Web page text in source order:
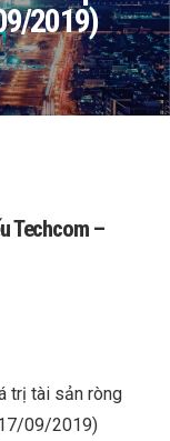
2019)
Techcom –
trị tài sản ròng
09/2019)